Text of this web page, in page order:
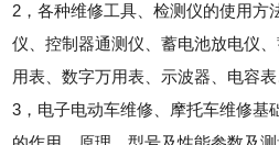
2，各种维修工具、检测仪的使用方
仪、控制器通测仪、蓄电池放电仪
用表、数字万用表、示波器、电容
3，电子电动车维修、摩托车维修基